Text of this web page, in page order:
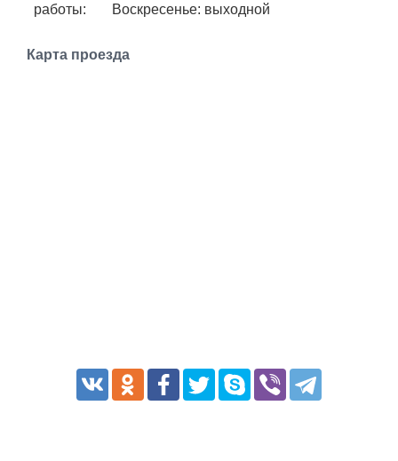
работы:
Воскресенье: выходной
Карта проезда